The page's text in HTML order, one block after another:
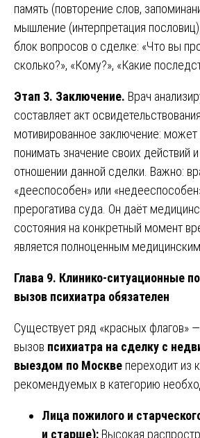
память (повторение слов,
мышление (интерпретация
блок вопросов о сделке: «Что вы
сколько?», «Кому?», «Какие
Этап 3. Заключение. Врач
составляет акт
мотивированное заключение: может
понимать значение своих действий
отношении данной сделки. Важно:
«дееспособен» или
прерогатива суда. Он даёт
состояния на конкретный момент
является полноценным
Глава 9. Клинико-ситуационные
вызов психиатра обязателен
Существует ряд «красных флагов»
вызов психиатра на сделку с
выездом по Москве переходит из
рекомендуемых в категорию
Лица пожилого и
и старше): Высокая